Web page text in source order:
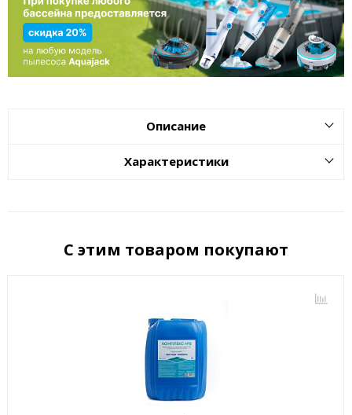
Описание
Характеристики
С этим товаром покупают